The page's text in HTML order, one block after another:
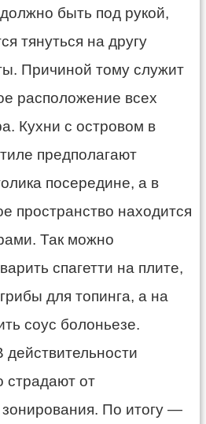
должно быть под рукой,
тянуться на другу
Причиной тому служит
расположение всех
Кухни с островом в
предполагают
посередине, а в
пространство находится
Так можно
спагетти на плите,
для топинга, а на
соус болоньезе.
страдают от
зонирования. По итогу —